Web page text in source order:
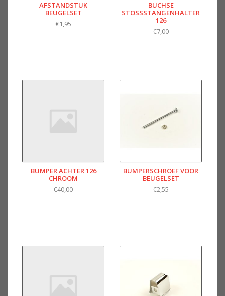
AFSTANDSTUK
BEUGELSET
€1,95
BUCHSE
STOSSSTANGENHALTER 1
26
€7,00
BUMPER ACHTER 126
CHROOM
€40,00
BUMPERSCHROEF VOOR
BEUGELSET
€2,55